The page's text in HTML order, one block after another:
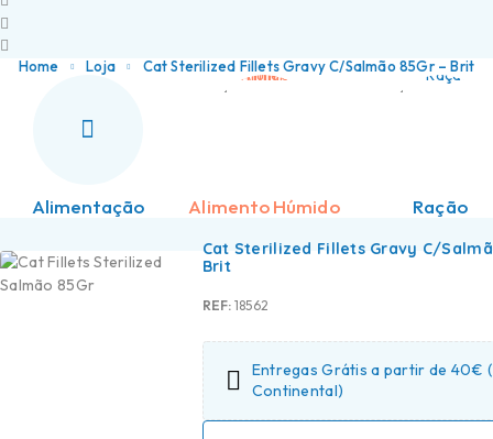
Home Loja Cat Sterilized Fillets Gravy C/Salmão 85Gr – Brit
Alimentação Alimento Húmido Ração
Cat Sterilized Fillets Gravy C/
Brit
REF: 18562
Entregas Grátis a partir de 40€
Continental)